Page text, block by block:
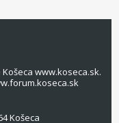
www.koseca.sk.
Košeca